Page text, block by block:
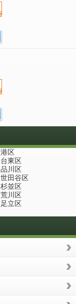
港区
台東区
品川区
世田谷区
杉並区
荒川区
足立区